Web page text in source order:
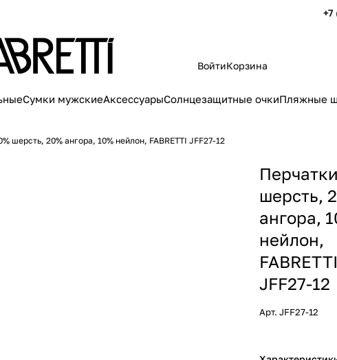
+7
ВойтиКорзина
Сумки мужскиеАксессуарыСолнцезащитные очкиПляжные
шерсть, 20% ангора, 10% нейлон, FABRETTI JFF27-12
шерсть,
ангора,
нейлон,
FABRETTI
JFF27-12
Арт. JFF27-12